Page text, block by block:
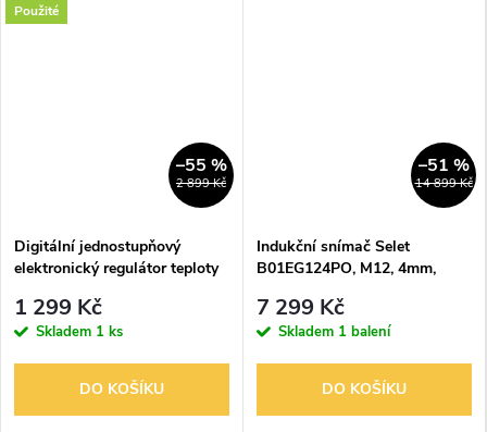
Použité
2 899 Kč
–55 %
Digitální jednostupňový
elektronický regulátor teploty
1 299 Kč
Skladem 1 ks
DO KOŠÍKU
14 899 Kč
–51 %
Indukční snímač Selet
B01EG124PO, M12, 4mm,
7 299 Kč
Skladem 1 balení
DO KOŠÍKU